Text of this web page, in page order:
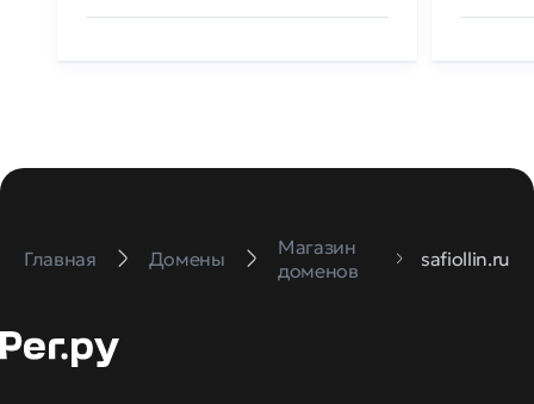
Главная Домены
Магазин
доменов
safiollin.ru